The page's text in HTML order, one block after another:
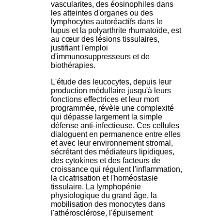
vascularites, des éosinophiles dans
les atteintes d'organes ou des
lymphocytes autoréactifs dans le
lupus et la polyarthrite rhumatoïde, est
au cœur des lésions tissulaires,
justifiant l'emploi
d'immunosuppresseurs et de
biothérapies.
L'étude des leucocytes, depuis leur
production médullaire jusqu'à leurs
fonctions effectrices et leur mort
programmée, révèle une complexité
qui dépasse largement la simple
défense anti-infectieuse. Ces cellules
dialoguent en permanence entre elles
et avec leur environnement stromal,
sécrétant des médiateurs lipidiques,
des cytokines et des facteurs de
croissance qui régulent l'inflammation,
la cicatrisation et l'homéostasie
tissulaire. La lymphopénie
physiologique du grand âge, la
mobilisation des monocytes dans
l'athérosclérose, l'épuisement